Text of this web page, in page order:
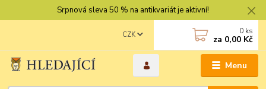
Srpnová sleva 50 % na antikvariát je aktivní!
Menu
CZK 0 ks
za 0,00 Kč